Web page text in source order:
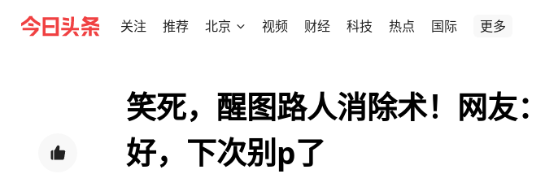
关注 推荐 北京 视频 财经 科技 热点 国际 更多
笑死，醒图路人消除术！网友
好，下次别p了